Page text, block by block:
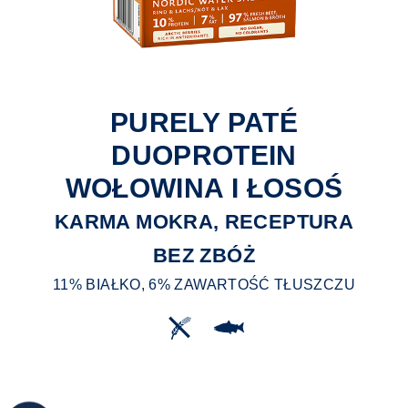
PURELY PATÉ
DUOPROTEIN
WOŁOWINA I ŁOSOŚ
KARMA MOKRA, RECEPTURA
BEZ ZBÓŻ
11% BIAŁKO, 6% ZAWARTOŚĆ TŁUSZCZU